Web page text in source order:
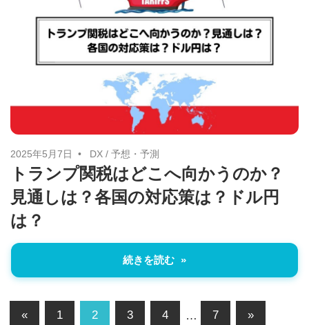
2025年5月7日 DX/ 予想・予測
トランプ関税はどこへ向かうのか？
見通しは？各国の対応策は？ドル円
は？
続きを読む
投
«前
1 2 3 4 … 7
次
»